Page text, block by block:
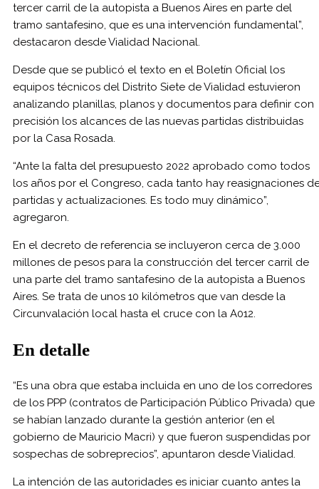
tercer carril de la autopista a Buenos Aires en parte del
tramo santafesino, que es una intervención fundamental”,
destacaron desde Vialidad Nacional.
Desde que se publicó el texto en el Boletín Oficial los
equipos técnicos del Distrito Siete de Vialidad estuvieron
analizando planillas, planos y documentos para definir con
precisión los alcances de las nuevas partidas distribuidas
por la Casa Rosada.
“Ante la falta del presupuesto 2022 aprobado como todos
los años por el Congreso, cada tanto hay reasignaciones
partidas y actualizaciones. Es todo muy dinámico”,
agregaron.
En el decreto de referencia se incluyeron cerca de 3.000
millones de pesos para la construcción del tercer carril de
una parte del tramo santafesino de la autopista a Buenos
Aires. Se trata de unos 10 kilómetros que van desde la
Circunvalación local hasta el cruce con la A012.
En detalle
“Es una obra que estaba incluida en uno de los corredores
de los PPP (contratos de Participación Público Privada) que
se habían lanzado durante la gestión anterior (en el
gobierno de Mauricio Macri) y que fueron suspendidas por
sospechas de sobreprecios”, apuntaron desde Vialidad.
La intención de las autoridades es iniciar cuanto antes la